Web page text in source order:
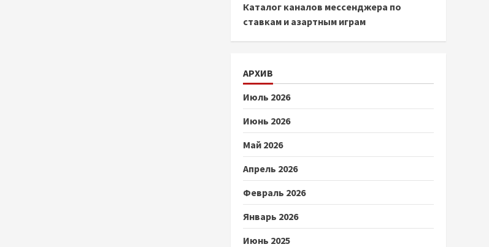
Каталог каналов мессенджера по
ставкам и азартным играм
АРХИВ
Июль 2026
Июнь 2026
Май 2026
Апрель 2026
Февраль 2026
Январь 2026
Июнь 2025